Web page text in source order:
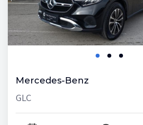
Mercedes-Benz
GLC